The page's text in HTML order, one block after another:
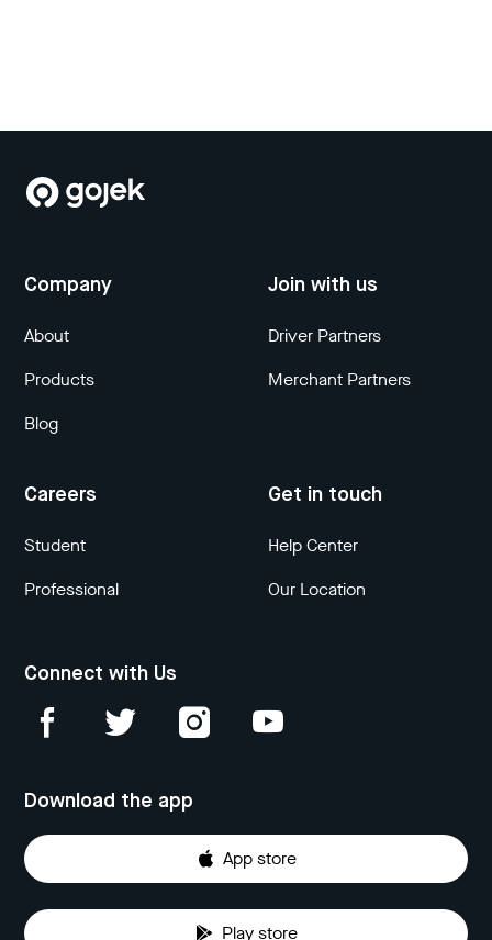
Company
About
Products
Blog
Join with us
Driver Partners
Merchant Partners
Careers
Student
Professional
Get in touch
Help Center
Our Location
Connect with Us
Download the app
App store
Play store